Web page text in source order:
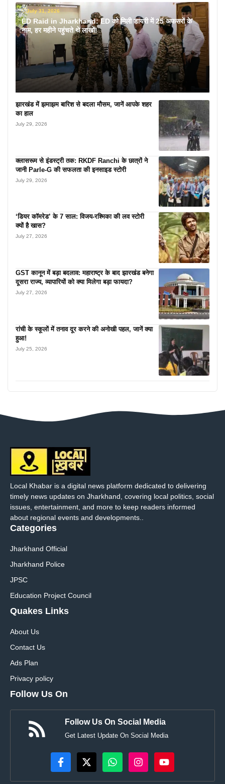
July 31, 2026
ED Raid in Jharkhand: ED को मिली डायरी में 25 अफसरों के
नाम, हर महीने पहुंचते थे लाखों!
झारखंड में झमाझम बारिश से बदला मौसम, जानें आपके शहर
का हाल
July 29, 2026
क्लासरूम से इंडस्ट्री तक: RKDF Ranchi के छात्रों ने
जानी Parle-G की सफलता की इनसाइड स्टोरी
July 29, 2026
‘डियर कॉमरेड’ के 7 साल: विजय-रश्मिका की लव स्टोरी
क्यों है खास?
July 27, 2026
GST कानून में बड़ा बदलाव: महाराष्ट्र के बाद झारखंड बनेगा
दूसरा राज्य, व्यापारियों को क्या मिलेगा बड़ा फायदा?
July 27, 2026
रांची के स्कूलों में तनाव दूर करने की अनोखी पहल, जानें क्या
हुआ!
July 25, 2026
Local Khabar is a digital news platform dedicated to delivering
timely news updates on Jharkhand, covering local politics, social
issues, entertainment, and more to keep readers informed
about regional events and developments..
Categories
Jharkhand Official
Jharkhand Police
JPSC
Education Project Council
Quakes Links
About Us
Contact Us
Ads Plan
Privacy policy
Follow Us On
Follow Us On Social Media
Get Latest Update On Social Media